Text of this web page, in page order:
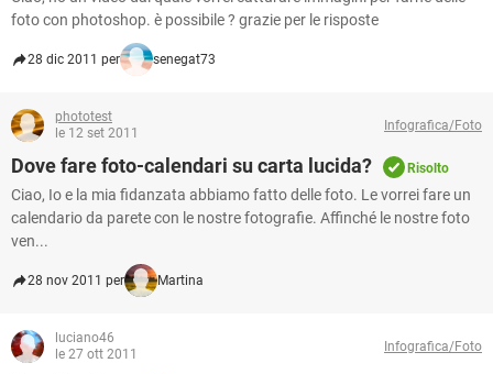
foto con photoshop. è possibile ? grazie per le risposte
28 dic 2011 per senegat73
phototest
le 12 set 2011
Infografica/Foto
Dove fare foto-calendari su carta lucida? Risolto
Ciao, Io e la mia fidanzata abbiamo fatto delle foto. Le vorrei fare un
calendario da parete con le nostre fotografie. Affinché le nostre foto
ven...
28 nov 2011 per Martina
luciano46
le 27 ott 2011
Infografica/Foto